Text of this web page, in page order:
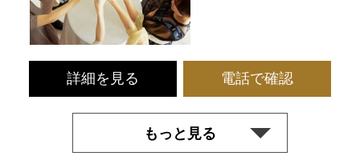
詳細を見る 電話で確認
もっと見る